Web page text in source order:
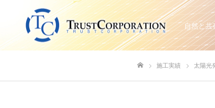
自然と共
施工実績 太陽光